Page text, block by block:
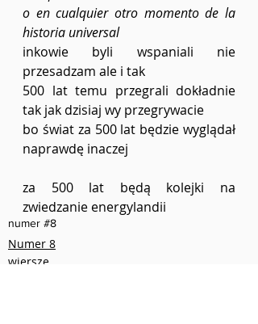
o en cualquier otro momento de la
historia universal
inkowie byli wspaniali nie
przesadzam ale i tak
500 lat temu przegrali dokładnie
tak jak dzisiaj wy przegrywacie
bo świat za 500 lat będzie wyglądał
naprawdę inaczej
za 500 lat będą kolejki na
zwiedzanie energylandii
numer #8
Numer 8
wiersze